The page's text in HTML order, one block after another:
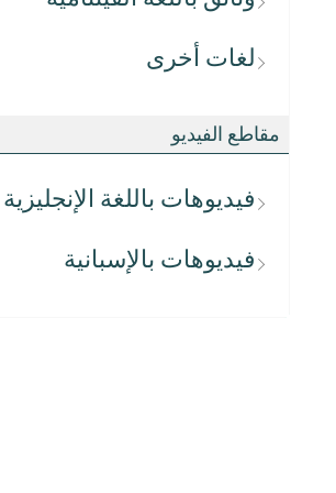
لغات أخرى
مقاطع الفيديو
فيديوهات باللغة الإنجليزية
فيديوهات بالإسبانية